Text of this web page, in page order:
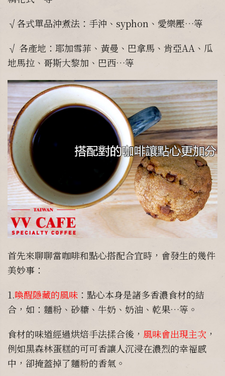
√各式單品沖煮法：手沖、syphon、愛樂壓…等
√ 各產地：耶加雪菲、黃曼、巴拿馬、肯亞AA、瓜
地馬拉、哥斯大黎加、巴西…等
首先來聊聊當咖啡和點心搭配合宜時，會發生的幾件
美妙事：
1.喚醒隱藏的風味 ：點心本身是諸多香濃食材的結
合，如：麵粉、砂糖、牛奶、奶油、乾果…等。
食材的味道經過烘焙手法揉合後， 風味會出現主次 ，
例如黑森林蛋糕的可可香讓人沉浸在濃烈的幸福感
中，卻掩蓋掉了麵粉的香氣。